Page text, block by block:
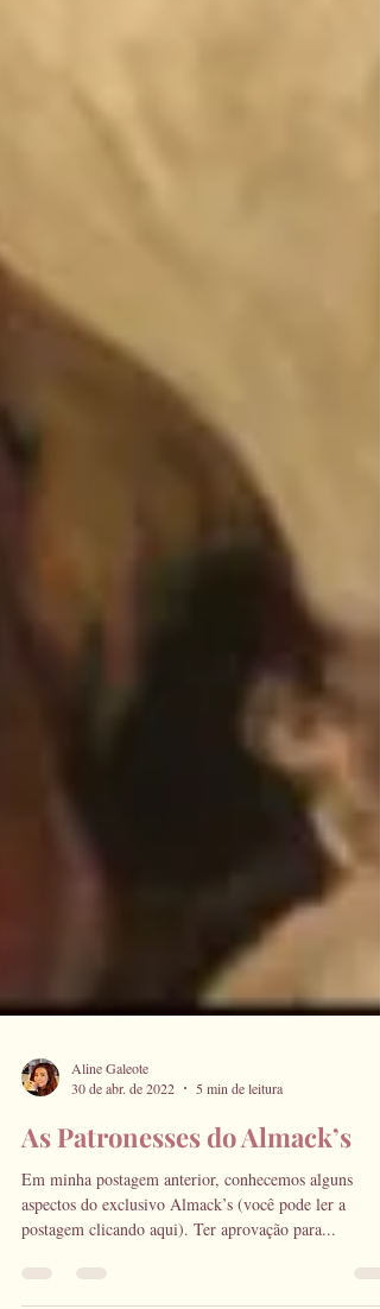
30 de abr. de 2022
5 min de leitura
As Patronesses do Almack’s
Em minha postagem anterior, conhecemos alguns
aspectos do exclusivo Almack’s (você pode ler a